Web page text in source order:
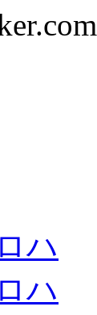
ハ
ハ